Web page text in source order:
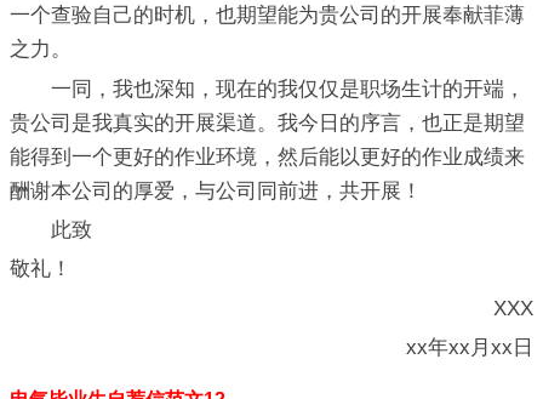
一个查验自己的时机，也期望能为贵公司的开展奉献菲薄
之力。
一同，我也深知，现在的我仅仅是职场生计的开端，
贵公司是我真实的开展渠道。我今日的序言，也正是期望
能得到一个更好的作业环境，然后能以更好的作业成绩来
酬谢本公司的厚爱，与公司同前进，共开展！
此致
敬礼！
XXX
xx年xx月xx日